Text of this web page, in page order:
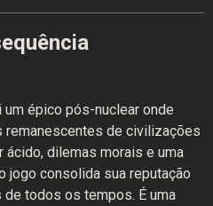
épico pós-nuclear onde
remanescentes de civilizações
ácido, dilemas morais e uma
jogo consolida sua reputação
todos os tempos. É uma